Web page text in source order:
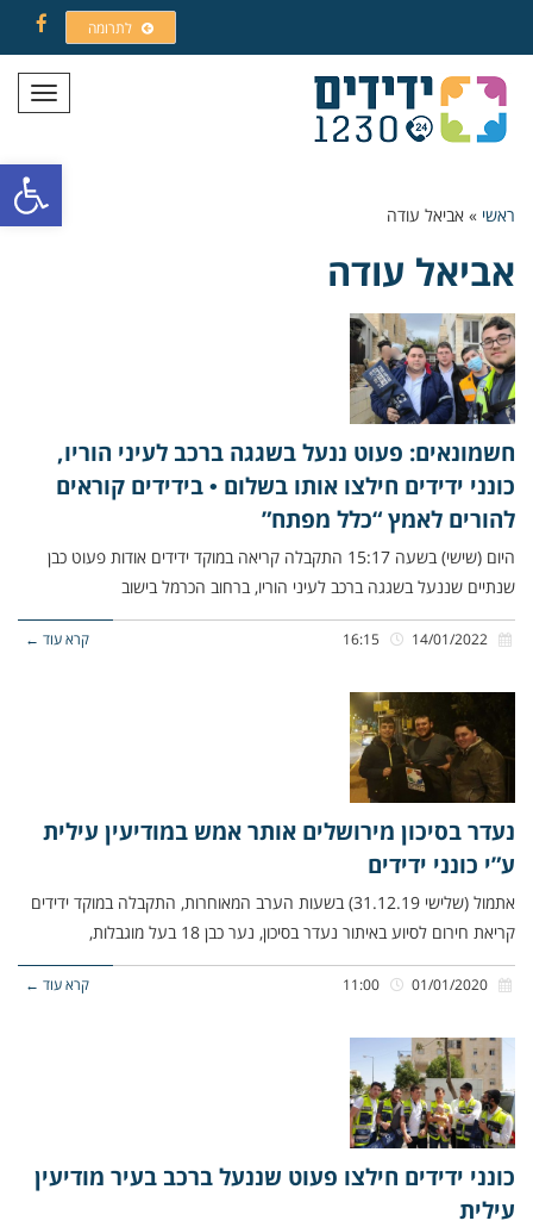
פתח
לתרומה
תפריט
ראשי » אביאל עודה
אביאל עודה
חשמונאים: פעוט ננעל בשגגה ברכב לעיני הוריו,
כונני ידידים חילצו אותו בשלום • בידידים קוראים
להורים לאמץ “כלל מפתח”
היום (שישי) בשעה 15:17 התקבלה קריאה במוקד ידידים אודות פעוט כבן
שנתיים שננעל בשגגה ברכב לעיני הוריו, ברחוב הכרמל בישוב
קרא עוד ←
נעדר בסיכון מירושלים אותר אמש במודיעין עילית
ע”י כונני ידידים
אתמול (שלישי 31.12.19) בשעות הערב המאוחרות, התקבלה במוקד ידידים
קריאת חירום לסיוע באיתור נעדר בסיכון, נער כבן 18 בעל מוגבלות,
קרא עוד ←
כונני ידידים חילצו פעוט שננעל ברכב בעיר מודיעין
עילית